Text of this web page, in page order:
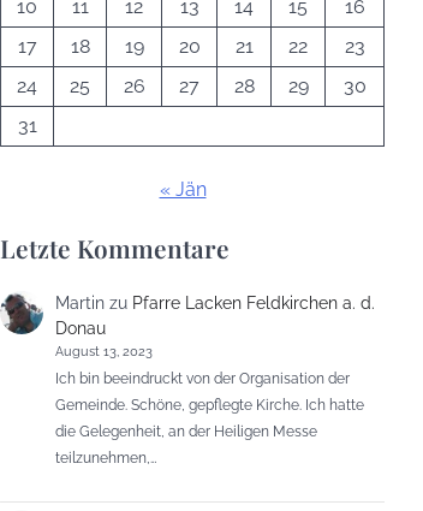
10
11 12 13 14 15
16
17
18 19 20 21 22
23
24
25 26 27 28 29
30
31
« Jän
Letzte Kommentare
Martin zu Pfarre Lacken Feldkirchen a. d.
Donau
August 13, 2023
Ich bin beeindruckt von der Organisation der
Gemeinde. Schöne, gepflegte Kirche. Ich hatte
die Gelegenheit, an der Heiligen Messe
teilzunehmen,…